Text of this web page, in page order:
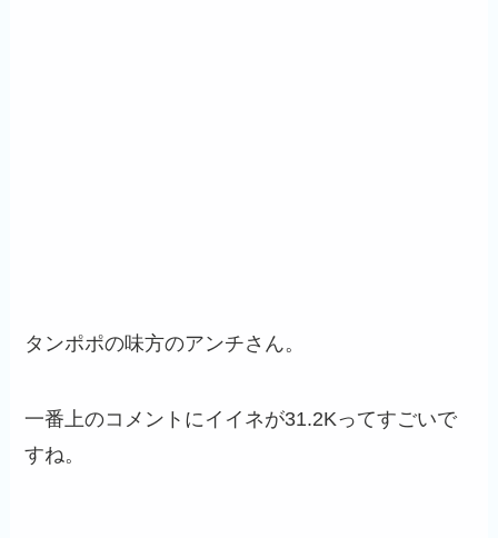
タンポポの味方のアンチさん。
一番上のコメントにイイネが31.2Kってすごいで
すね。